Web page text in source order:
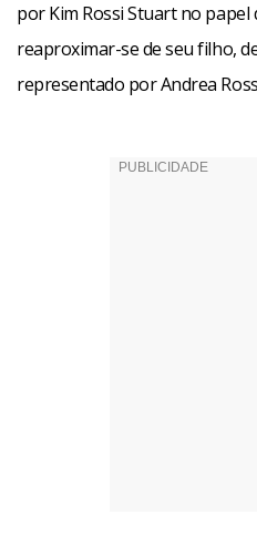
por Kim Rossi Stuart no
reaproximar-se de seu filho,
representado por Andrea